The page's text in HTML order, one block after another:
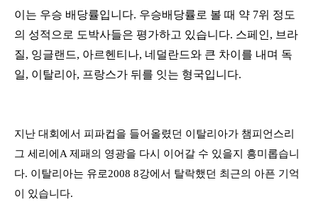
이는 우승 배당률입니다. 우승배당률로 볼 때 약 7위 정도
의 성적으로 도박사들은 평가하고 있습니다. 스페인, 브라
질, 잉글랜드, 아르헨티나, 네덜란드와 큰 차이를 내며 독
일, 이탈리아, 프랑스가 뒤를 잇는 형국입니다.
지난 대회에서 피파컵을 들어올렸던 이탈리아가 챔피언스리
그 세리에 A 제패의 영광을 다시 이어갈 수 있을지 흥미롭습니
다. 이탈리아는 유로2008 8강에서 탈락했던 최근의 아픈 기억
이 있습니다.